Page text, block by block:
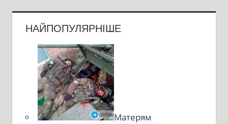
НАЙПОПУЛЯРНІШЕ
Матерям